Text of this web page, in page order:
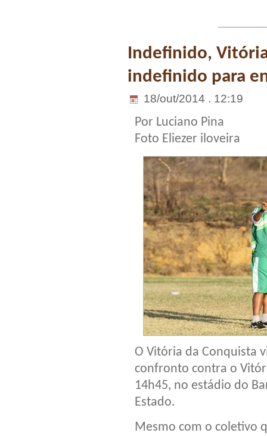
Indefinido,
indefinido para
18/out/2014 . 12:19
Por Luciano Pina
Foto Eliezer iloveira
O Vitória da Conquista
confronto contra o
14h45, no estádio do
Estado.
Mesmo com o coletivo